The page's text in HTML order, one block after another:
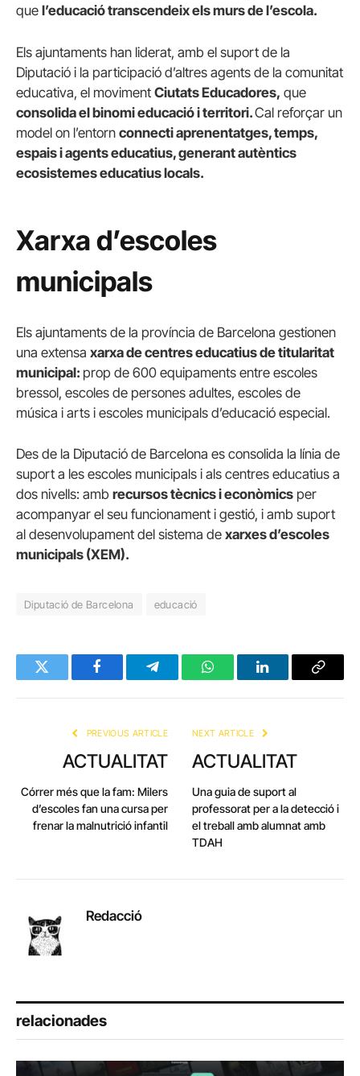
que l’educació transcendeix els murs de l’escola.
Els ajuntaments han liderat, amb el suport de la
Diputació i la participació d’altres agents de la comunitat
educativa, el moviment Ciutats Educadores, que
consolida el binomi educació i territori.Cal reforçar un
model on l’entorn connecti aprenentatges, temps,
espais i agents educatius, generant autèntics
ecosistemes educatius locals.
Xarxa d’escoles
municipals
Els ajuntaments de la província de Barcelona gestionen
una extensa xarxa de centres educatius de titularitat
municipal: prop de 600 equipaments entre escoles
bressol, escoles de persones adultes, escoles de
música i arts i escoles municipals d’educació especial.
Des de la Diputació de Barcelona es consolida la línia de
suport a les escoles municipals i als centres educatius a
dos nivells: amb recursos tècnics i econòmics per
acompanyar el seu funcionament i gestió, i amb suport
al desenvolupament del sistema de xarxesd’escoles
municipals (XEM).
Diputació de Barcelona educació
Twitter FacebookTelegramWhatsAppLinkedInCopy
PREVIOUS ARTICLE
ACTUALITAT
Córrer més que la fam: Milers
d’escoles fan una cursa per
frenar la malnutrició infantil
NEXT ARTICLE
ACTUALITAT
Una guia de suport al
professorat per a la detecció i
el treball amb alumnat amb
TDAH
Redacció
relacionades